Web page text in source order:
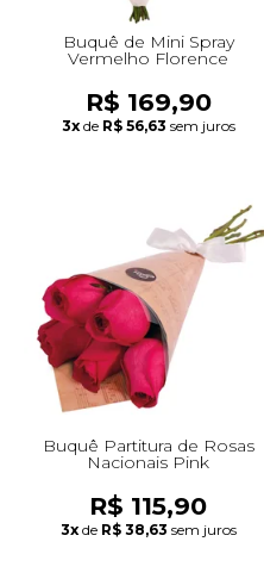
Buquê de Mini Spray
Vermelho Florence
R$ 169,90
3x de R$ 56,63 sem juros
Buquê Partitura de Rosas
Nacionais Pink
R$ 115,90
3x de R$ 38,63 sem juros